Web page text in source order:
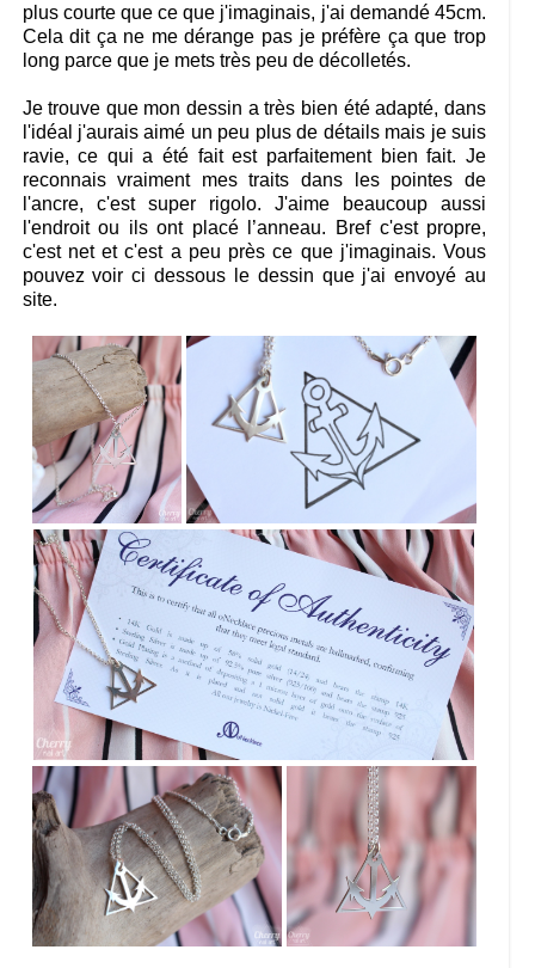
plus courte que ce que j'imaginais, j'ai demandé 45cm.
Cela dit ça ne me dérange pas je préfère ça que trop
long parce que je mets très peu de décolletés.
Je trouve que mon dessin a très bien été adapté, dans
l'idéal j'aurais aimé un peu plus de détails mais je suis
ravie, ce qui a été fait est parfaitement bien fait. Je
reconnais vraiment mes traits dans les pointes de
l'ancre, c'est super rigolo. J'aime beaucoup aussi
l'endroit ou ils ont placé l’anneau. Bref c'est propre,
c'est net et c'est a peu près ce que j'imaginais. Vous
pouvez voir ci dessous le dessin que j'ai envoyé au
site.